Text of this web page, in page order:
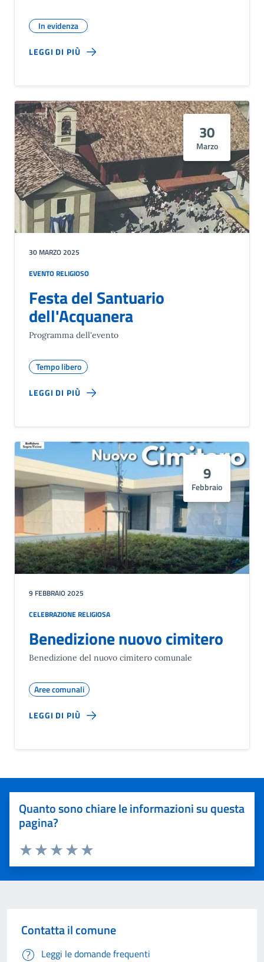
In evidenza
LEGGI DI PIÙ
30
Marzo
30 MARZO 2025
EVENTO RELIGIOSO
Festa del Santuario
dell'Acquanera
Programma dell'evento
Tempo libero
LEGGI DI PIÙ
9
Febbraio
9 FEBBRAIO 2025
CELEBRAZIONE RELIGIOSA
Benedizione nuovo cimitero
Benedizione del nuovo cimitero comunale
Aree comunali
LEGGI DI PIÙ
Quanto sono chiare le informazioni su questa
pagina?
Valuta 5 stelle su 5
Valuta 4 stelle su 5
Valuta 3 stelle su 5
Valuta 2 stelle su 5
Valuta 1 stelle su 5
Contatta il comune
Leggi le domande frequenti